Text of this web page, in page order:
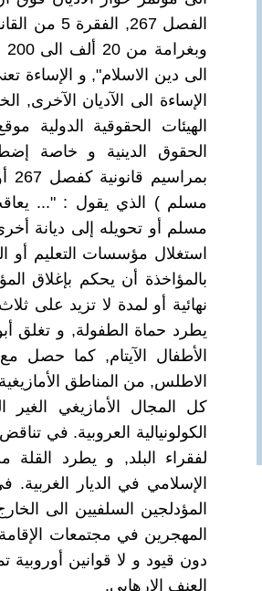
الى دين الاسلام", و الإساءة
الهيئات الحقوقية الدولية
الحقوق الدينية و خاصة
مسلم ) الذي يقول : "...
مسلم أو تحويله إلى ديانة
استغلال مؤسسات التعليم أو
بالمؤاخذة أن يحكم بإغلاق
نهائية أو لمدة لا تزيد على
يطرد حماة الطفولة, و تغلق
الأطفال الآيتام, كما حصل
الاطلس, من المناطق
كل المجال الأمازيغي
الكولونيالية العروبية. في
لفقراء البلد, و يطرد القلة
الإسلامي في الديار
المؤدلجين السلفيين الى
المهجرين في مجتمعات
دون قيود و لا قوانين أوروبية
العنف الإرهابي.